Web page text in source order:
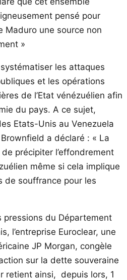
pensé pour
Maduro une source non
»
les attaques
et les opérations
de l’Etat vénézuélien afin
du pays. A ce sujet,
Etats-Unis au Venezuela
a déclaré : « La
précipiter l’effondrement
même si cela implique
de souffrance pour les
pressions du Département
l’entreprise Euroclear, une
JP Morgan, congèle
sur la dette souveraine
retient ainsi, depuis lors, 1